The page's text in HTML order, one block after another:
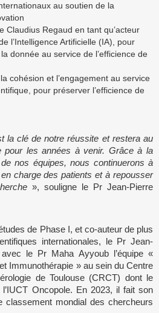
au soutien de la
Claudius Regaud en tant qu’acteur
l’Intelligence Artificielle (IA), pour
donnée au service de l’efficience de
cohésion et l’engagement au service
pour préserver l’efficience de
la clé de notre réussite et restera au
pour les années à venir. Grâce à la
nos équipes, nous continuerons à
charge des patients et à repousser
», souligne le Pr Jean-Pierre
de Phase I, et co-auteur de plus
internationales, le Pr Jean-
le Pr Maha Ayyoub l’équipe «
Immunothérapie » au sein du Centre
de Toulouse (CRCT) dont le
Oncopole. En 2023, il fait son
classement mondial des chercheurs